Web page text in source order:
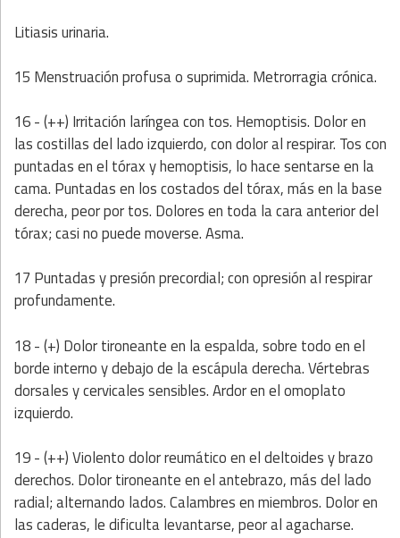
Litiasis urinaria.
15 Menstruación profusa o suprimida. Metrorragia crónica.
16 - (++) Irritación laríngea con tos. Hemoptisis. Dolor en
las costillas del lado izquierdo, con dolor al respirar. Tos con
puntadas en el tórax y hemoptisis, lo hace sentarse en la
cama. Puntadas en los costados del tórax, más en la base
derecha, peor por tos. Dolores en toda la cara anterior del
tórax; casi no puede moverse. Asma.
17 Puntadas y presión precordial; con opresión al respirar
profundamente.
18 - (+) Dolor tironeante en la espalda, sobre todo en el
borde interno y debajo de la escápula derecha. Vértebras
dorsales y cervicales sensibles. Ardor en el omoplato
izquierdo.
19 - (++) Violento dolor reumático en el deltoides y brazo
derechos. Dolor tironeante en el antebrazo, más del lado
radial; alternando lados. Calambres en miembros. Dolor en
las caderas, le dificulta levantarse, peor al agacharse.